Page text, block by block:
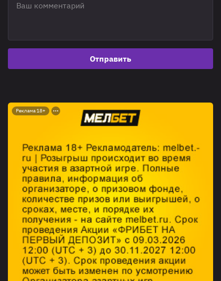
Отправить
Реклама 18+